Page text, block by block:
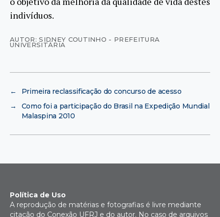
indivíduos.
AUTOR: SIDNEY COUTINHO - PREFEITURA
UNIVERSITÁRIA
←
Primeira reclassificação do concurso de acesso
→
Como foi a participação do Brasil na Expedição Mundial
Malaspina 2010
Política de Uso
A reprodução de matérias e fotografias é livre mediante
citação do Conexão UFRJ e do autor. No caso de arquivos